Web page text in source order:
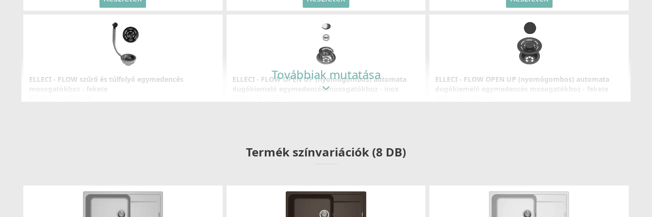
ELLECI - Csaptelep Stream Plus Granitek G62
ELLECI - FLOW szűrő és túlfolyó egymedencés
mosogatókhoz - fekete
ELLECI - FLOW OPEN UP (nyomógombos) automata
dugókiemelő egymedencés mosogatókhoz - inox
ELLECI - FLOW OPEN UP (nyomógombos) automata
dugókiemelő egymedencés mosogatókhoz - fekete
Továbbiak mutatása
Termék színvariációk (8 DB)